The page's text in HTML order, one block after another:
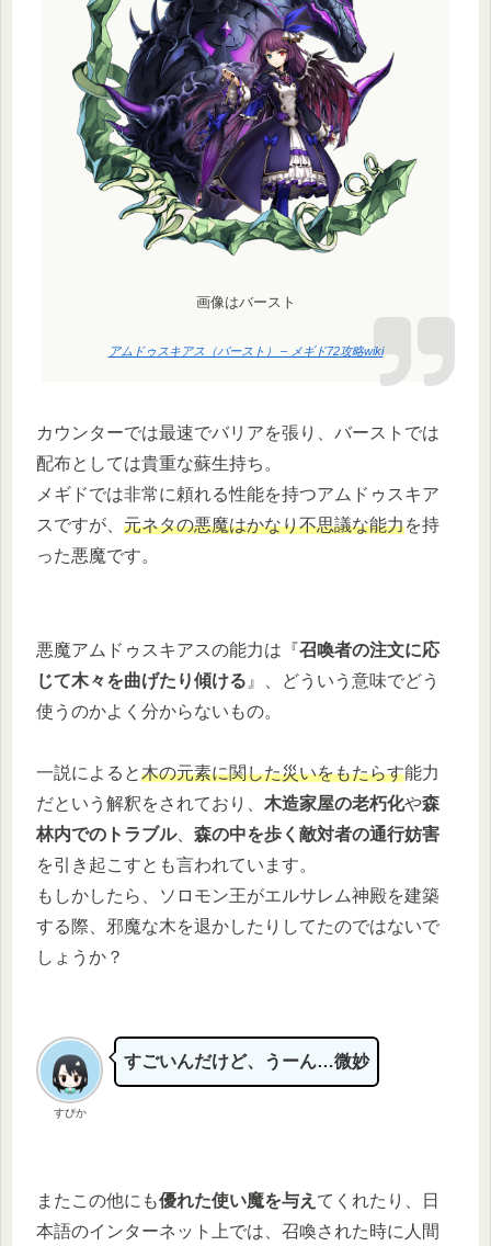
画像はバースト
アムドゥスキアス（バースト） – メギド72攻略wiki
カウンターでは最速でバリアを張り、バーストでは
配布としては貴重な蘇生持ち。
メギドでは非常に頼れる性能を持つアムドゥスキア
スですが、 元ネタの悪魔はかなり不思議な能力を持
った悪魔です。
悪魔アムドゥスキアスの能力は『召喚者の注文に応
じて木々を曲げたり傾ける 』、どういう意味でどう
使うのかよく分からないもの。
一説によると木の元素に関した災いをもたらす能力
だという解釈をされており、 木造家屋の老朽化や森
林内でのトラブル、 森の中を歩く敵対者の通行妨害
を引き起こすとも言われています。
もしかしたら、ソロモン王がエルサレム神殿を建築
する際、邪魔な木を退かしたりしてたのではないで
しょうか？
すぴか
すごいんだけど、うーん…微妙
またこの他にも優れた使い魔を与え てくれたり、日
本語のインターネット上では、召喚された時に人間